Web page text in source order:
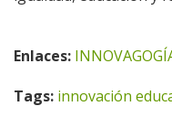
Enlaces:
Tags: innovación